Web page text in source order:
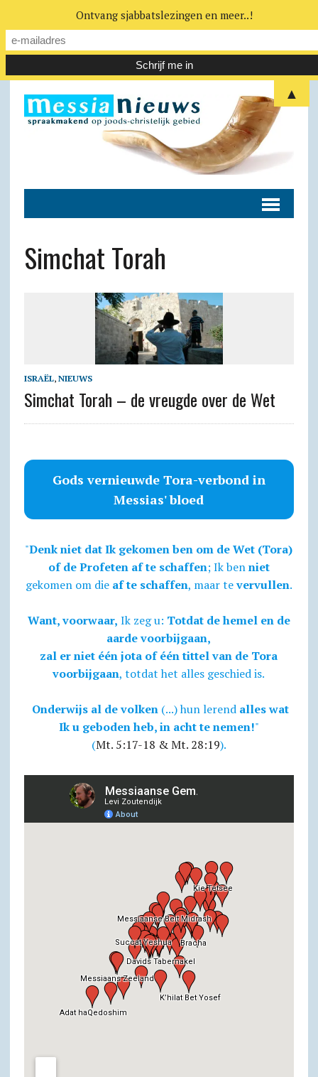
Simchat Torah
ISRAËL, NIEUWS
Simchat Torah – de vreugde over de Wet
Gods vernieuwde Tora-verbond in
Messias' bloed
"Denk niet dat Ik gekomen ben om de Wet (Tora)
of de Profeten af te schaffen; Ik benniet
gekomen om die af te schaffen, maar tevervullen.
Want, voorwaar, Ik zeg u: Totdat de hemel en de
aarde voorbijgaan,
zal er niet één jota of één tittel van de Tora
voorbijgaan, totdat het alles geschied is.
Onderwijs al de volken(...) hun lerend alles wat
Ik u geboden heb, in acht te nemen!"
(Mt. 5:17-18 & Mt. 28:19).
Ontvang sjabbatslezingen en meer..!
▲